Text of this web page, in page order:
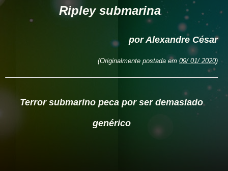
Ripley submarina
por Alexandre César
(Originalmente postada em 09/ 01/ 2020)
Terror submarino peca por ser demasiado
genérico